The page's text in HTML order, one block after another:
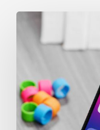
iOS
14:
¿Cómo